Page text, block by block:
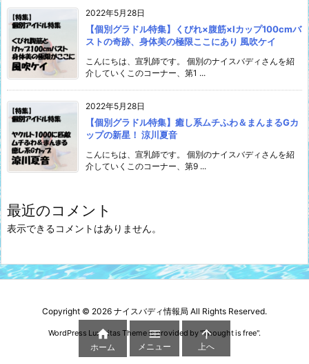
2022年5月28日
【個別グラドル特集】くびれ×腹筋×Iカップ100cmバ
ストの奇跡、身体美の極限ここにあり 風吹ケイ
こんにちは、宣乳師です。 個別のナイスバディさんを紹
介していくこのコーナー、第1 ...
2022年5月28日
【個別グラドル特集】癒し系ムチふわ＆まんまるGカ
ップの新星！ 涼川夏音
こんにちは、宣乳師です。 個別のナイスバディさんを紹
介していくこのコーナー、第9 ...
最近のコメント
表示できるコメントはありません。
Copyright © 2026 ナイスバディ情報局 All Rights Reserved.
WordPress Luxeritas Theme is provided by "Thought is free".

ホーム

メニュー

上へ